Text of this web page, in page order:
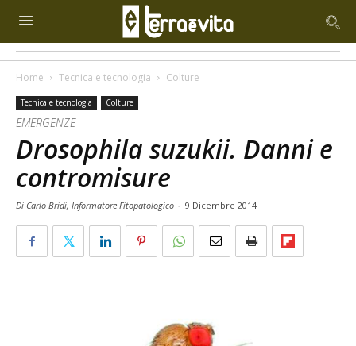
Home Tecnica e tecnologia Colture
Tecnica e tecnologia Colture
EMERGENZE
Drosophila suzukii. Danni e
contromisure
Di Carlo Bridi, Informatore Fitopatologico - 9 Dicembre 2014